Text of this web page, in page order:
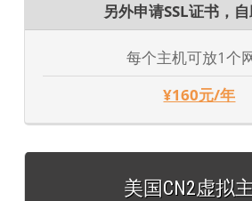
另外申请SSL证书，
每个主机可放1个
¥160元/年
美国CN2虚拟